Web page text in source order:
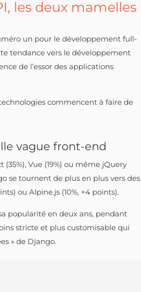
les deux mamelles
un pour le développement full-
tendance vers le développement
de l’essor des applications
commencent à faire de
vague front-end
Vue (19%) ou même jQuery
se tournent de plus en plus vers des
ou Alpine.js (10%, +4 points).
popularité en deux ans, pendant
stricte et plus customisable qui
» de Django.